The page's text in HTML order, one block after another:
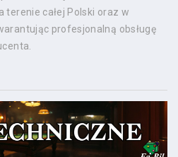
całej Polski oraz w
profesjonalną obsługę